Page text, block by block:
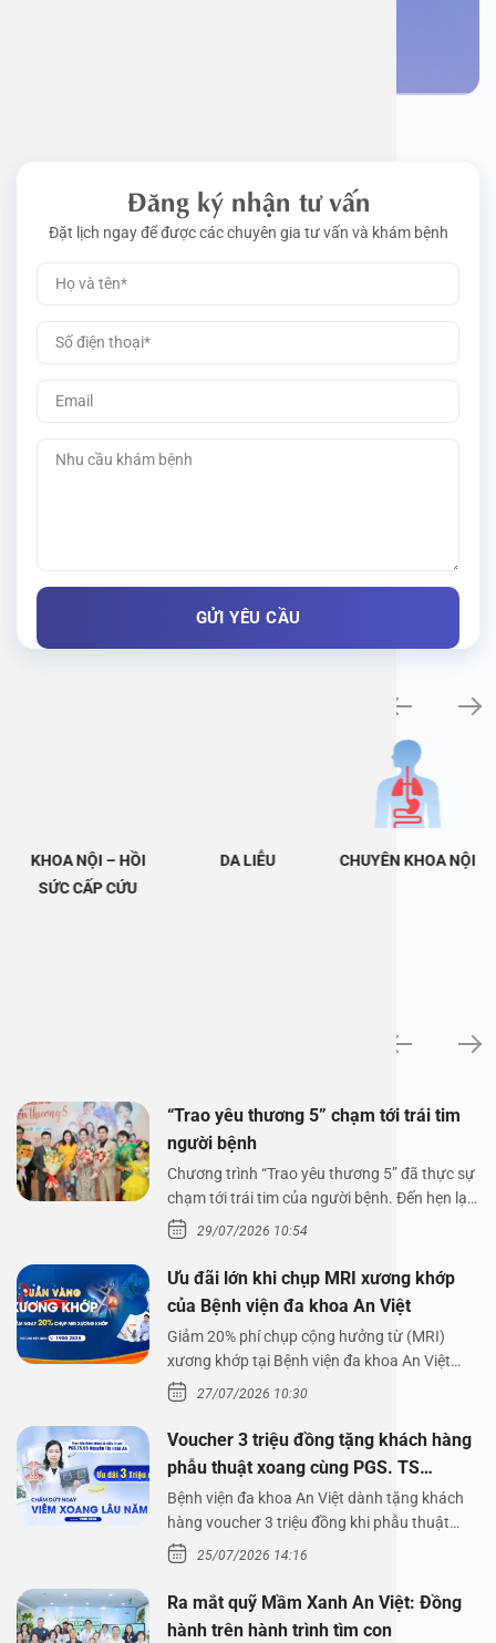
Đăng ký nhận tư vấn
Đặt lịch ngay để được các chuyên gia tư vấn và khám bệnh
KHOA NỘI – HỒI
SỨC CẤP CỨU
DA LIỄU CHUYÊN KHOA NỘI
“Trao yêu thương 5” chạm tới trái tim
người bệnh
Chương trình “Trao yêu thương 5” đã thực sự
chạm tới trái tim của người bệnh. Đến hẹn lại
lên,…29/07/2026 10:54
Ưu đãi lớn khi chụp MRI xương khớp
của Bệnh viện đa khoa An Việt
Giảm 20% phí chụp cộng hưởng từ (MRI)
xương khớp tại Bệnh viện đa khoa An Việt
Bệnh viện đa…
27/07/2026 10:30
Voucher 3 triệu đồng tặng khách hàng
phẫu thuật xoang cùng PGS. TS
Nguyễn Thị Hoài An
Bệnh viện đa khoa An Việt dành tặng khách
hàng voucher 3 triệu đồng khi phẫu thuật
xoang cùng PGS.…
25/07/2026 14:16
Ra mắt quỹ Mầm Xanh An Việt: Đồng
hành trên hành trình tìm con